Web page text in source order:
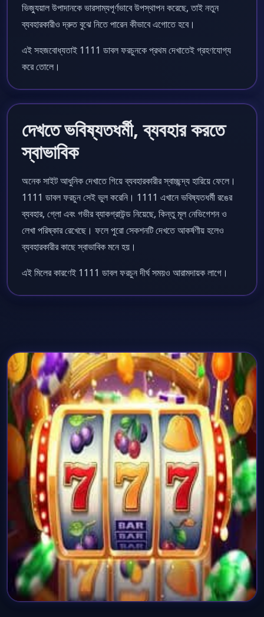
ভিজ্যুয়াল উপাদানকে ভারসাম্যপূর্ণভাবে উপস্থাপন করেছে, তাই নতুন
ব্যবহারকারীও দ্রুত বুঝে নিতে পারেন কীভাবে এগোতে হবে।
এই সহজবোধ্যতাই 1111 ডাবল ফরচুনকে প্রথম দেখাতেই গ্রহণযোগ্য
করে তোলে।
দেখতে ভবিষ্যতধর্মী, ব্যবহার করতে
স্বাভাবিক
অনেক সাইট আধুনিক দেখাতে গিয়ে ব্যবহারকারীর স্বাচ্ছন্দ্য হারিয়ে ফেলে।
1111 ডাবল ফরচুন সেই ভুল করেনি। 1111 এখানে ভবিষ্যতধর্মী রঙের
ব্যবহার, গ্লো এবং গভীর ব্যাকগ্রাউন্ড নিয়েছে, কিন্তু মূল নেভিগেশন ও
লেখা পরিষ্কার রেখেছে। ফলে পুরো সেকশনটি দেখতে আকর্ষণীয় হলেও
ব্যবহারকারীর কাছে স্বাভাবিক মনে হয়।
এই মিলের কারণেই 1111 ডাবল ফরচুন দীর্ঘ সময়ও আরামদায়ক লাগে।